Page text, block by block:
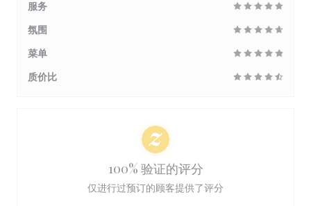
服务
氛围
菜单
质价比
100% 验证的评分
仅进行过预订的顾客提供了评分